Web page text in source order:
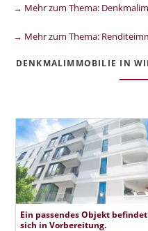
→ Mehr zum Thema:
→ Mehr zum Thema:
DENKMALIMMOBILIE IN
Ein passendes Objekt befindet
sich in Vorbereitung.